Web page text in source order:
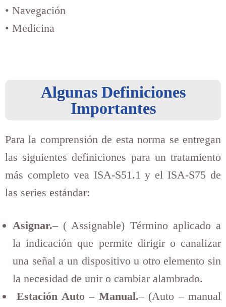
• Navegación
• Medicina
Algunas Definiciones
Importantes
Para la comprensión de esta norma se entregan
las siguientes definiciones para un tratamiento
más completo vea ISA-S51.1 y el ISA-S75 de
las series estándar:
Asignar.– ( Assignable) Término aplicado a
la indicación que permite dirigir o canalizar
una señal a un dispositivo u otro elemento sin
la necesidad de unir o cambiar alambrado.
Estación Auto – Manual.– (Auto – manual